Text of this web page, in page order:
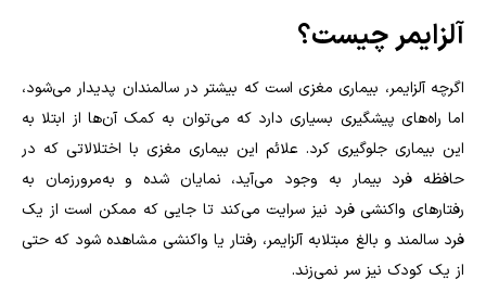
آلزایمر چیست؟
اگرچه آلزایمر، بیماری مغزی است که بیشتر در سالمندان پدیدار می‌شود،
اما راه‌های پیشگیری بسیاری دارد که می‌توان به کمک آن‌ها از ابتلا به
این بیماری جلوگیری کرد. علائم این بیماری مغزی با اختلالاتی که در
حافظه فرد بیمار به وجود می‌آید، نمایان شده و به‌مرورزمان به
رفتارهای واکنشی فرد نیز سرایت می‌کند تا جایی که ممکن است از یک
فرد سالمند و بالغ مبتلابه آلزایمر، رفتار یا واکنشی مشاهده شود که حتی
از یک کودک نیز سر نمی‌زند.